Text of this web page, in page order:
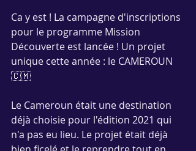
Ca y est ! La campagne d'inscriptions
pour le programme Mission
Découverte est lancée ! Un projet
unique cette année : le CAMEROUN
🇨🇲
Le Cameroun était une destination
déjà choisie pour l'édition 2021 qui
n'a pas eu lieu. Le projet était déjà